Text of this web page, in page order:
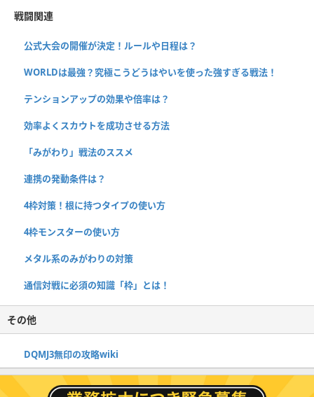
戦闘関連
公式大会の開催が決定！ルールや日程は？
WORLDは最強？究極こうどうはやいを使った強すぎる戦法！
テンションアップの効果や倍率は？
効率よくスカウトを成功させる方法
「みがわり」戦法のススメ
連携の発動条件は？
4枠対策！根に持つタイプの使い方
4枠モンスターの使い方
メタル系のみがわりの対策
通信対戦に必須の知識「枠」とは！
その他
DQMJ3無印の攻略wiki